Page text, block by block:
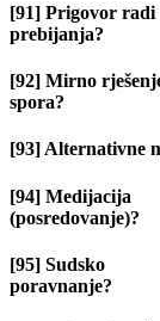
[91] Prigovor radi
[92] Mirno
[93]
[94] Medijacija
[95] Sudsko